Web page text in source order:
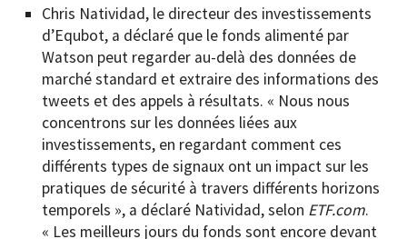
Chris Natividad, le directeur des investissements
d’Equbot, a déclaré que le fonds alimenté par
Watson peut regarder au-delà des données de
marché standard et extraire des informations des
tweets et des appels à résultats. « Nous nous
concentrons sur les données liées aux
investissements, en regardant comment ces
différents types de signaux ont un impact sur les
pratiques de sécurité à travers différents horizons
temporels », a déclaré Natividad, selon ETF.com.
« Les meilleurs jours du fonds sont encore devant